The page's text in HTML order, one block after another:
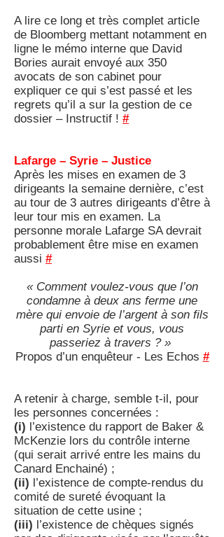
A lire ce long et très complet article
de Bloomberg mettant notamment en
ligne le mémo interne que David
Bories aurait envoyé aux 350
avocats de son cabinet pour
expliquer ce qui s’est passé et les
regrets qu’il a sur la gestion de ce
dossier – Instructif ! #
Lafarge – Syrie – Justice
Après les mises en examen de 3
dirigeants la semaine dernière, c’est
au tour de 3 autres dirigeants d’être à
leur tour mis en examen. La
personne morale Lafarge SA devrait
probablement être mise en examen
aussi #
« Comment voulez-vous que l’on
condamne à deux ans ferme une
mère qui envoie de l’argent à son fils
parti en Syrie et vous, vous
passeriez à travers ? »
Propos d’un enquêteur - Les Echos #
A retenir à charge, semble t-il, pour
les personnes concernées :
(i) l’existence du rapport de Baker &
McKenzie lors du contrôle interne
(qui serait arrivé entre les mains du
Canard Enchainé) ;
(ii) l’existence de compte-rendus du
comité de sureté évoquant la
situation de cette usine ;
(iii) l’existence de chèques signés